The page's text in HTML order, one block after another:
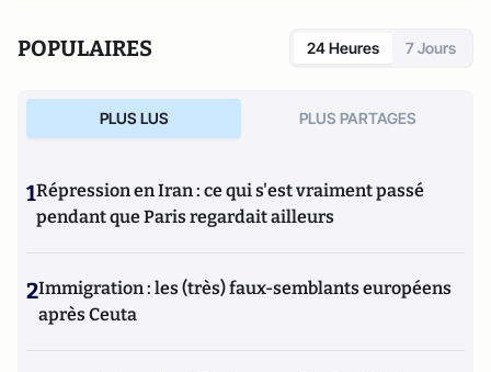
POPULAIRES 24 Heures 7 Jours
PLUS LUS PLUS PARTAGES
1Répression en Iran : ce qui s'est vraiment passé
pendant que Paris regardait ailleurs
2Immigration : les (très) faux-semblants européens
après Ceuta